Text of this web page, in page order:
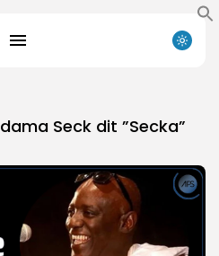
Seck dit ”Secka”